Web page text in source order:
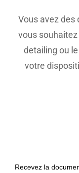
Vous avez des
vous
detailing ou
votre
Recevez la